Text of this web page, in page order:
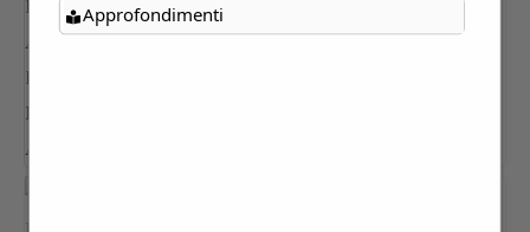
Approfondimenti